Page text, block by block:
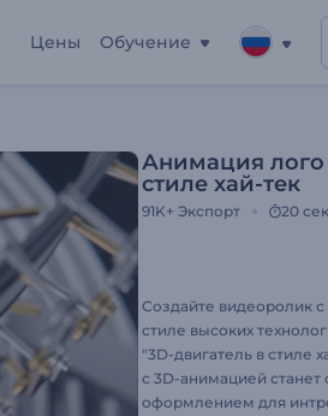
Цены Обучение
Анимация лого
стиле хай-тек
91K+ Экспорт 20 сек
Создайте видеоролик
стиле высоких
"3D-двигатель в стиле
с 3D-анимацией станет
оформлением для